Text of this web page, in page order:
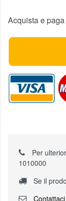
Acquista e
Per
1010000
Se il
Contattaci